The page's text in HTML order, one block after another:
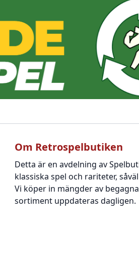
Om Retrospelbutiken
Detta är en avdelning av
klassiska spel och rariteter,
Vi köper in mängder av
sortiment uppdateras dagligen.